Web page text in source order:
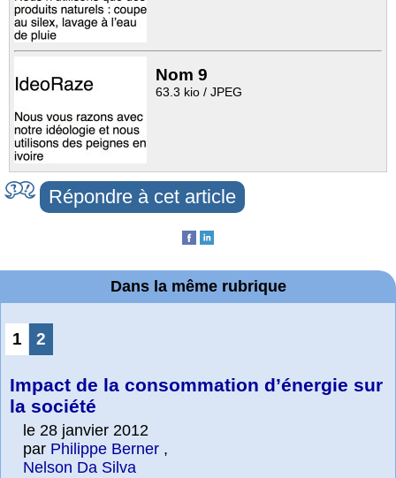
Nom 9
63.3 kio / JPEG
Répondre à cet article
Dans la même rubrique
1 2
Impact de la consommation d’énergie sur
la société
le 28 janvier 2012
par Philippe Berner ,
Nelson Da Silva